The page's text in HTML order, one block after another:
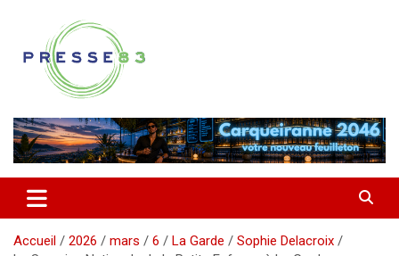
contenu
Presse 83
Accueil 2026 mars 6 La Garde
Sophie Delacroix